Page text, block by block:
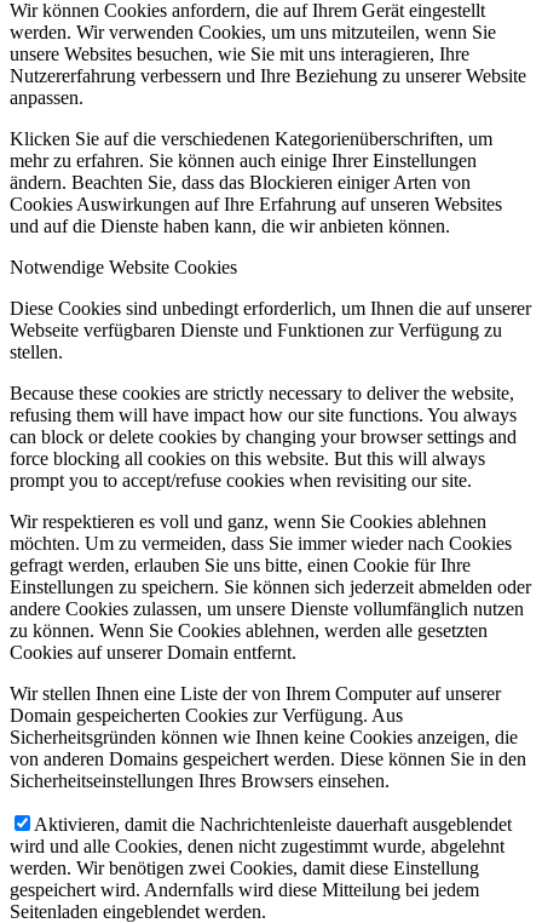
Wir können Cookies anfordern, die auf Ihrem Gerät eingestellt
werden. Wir verwenden Cookies, um uns mitzuteilen, wenn Sie
unsere Websites besuchen, wie Sie mit uns interagieren, Ihre
Nutzererfahrung verbessern und Ihre Beziehung zu unserer Website
anpassen.
Klicken Sie auf die verschiedenen Kategorienüberschriften, um
mehr zu erfahren. Sie können auch einige Ihrer Einstellungen
ändern. Beachten Sie, dass das Blockieren einiger Arten von
Cookies Auswirkungen auf Ihre Erfahrung auf unseren Websites
und auf die Dienste haben kann, die wir anbieten können.
Notwendige Website Cookies
Diese Cookies sind unbedingt erforderlich, um Ihnen die auf unserer
Webseite verfügbaren Dienste und Funktionen zur Verfügung zu
stellen.
Because these cookies are strictly necessary to deliver the website,
refusing them will have impact how our site functions. You always
can block or delete cookies by changing your browser settings and
force blocking all cookies on this website. But this will always
prompt you to accept/refuse cookies when revisiting our site.
Wir respektieren es voll und ganz, wenn Sie Cookies ablehnen
möchten. Um zu vermeiden, dass Sie immer wieder nach Cookies
gefragt werden, erlauben Sie uns bitte, einen Cookie für Ihre
Einstellungen zu speichern. Sie können sich jederzeit abmelden oder
andere Cookies zulassen, um unsere Dienste vollumfänglich nutzen
zu können. Wenn Sie Cookies ablehnen, werden alle gesetzten
Cookies auf unserer Domain entfernt.
Wir stellen Ihnen eine Liste der von Ihrem Computer auf unserer
Domain gespeicherten Cookies zur Verfügung. Aus
Sicherheitsgründen können wie Ihnen keine Cookies anzeigen, die
von anderen Domains gespeichert werden. Diese können Sie in den
Sicherheitseinstellungen Ihres Browsers einsehen.
Aktivieren, damit die Nachrichtenleiste dauerhaft ausgeblendet
wird und alle Cookies, denen nicht zugestimmt wurde, abgelehnt
werden. Wir benötigen zwei Cookies, damit diese Einstellung
gespeichert wird. Andernfalls wird diese Mitteilung bei jedem
Seitenladen eingeblendet werden.